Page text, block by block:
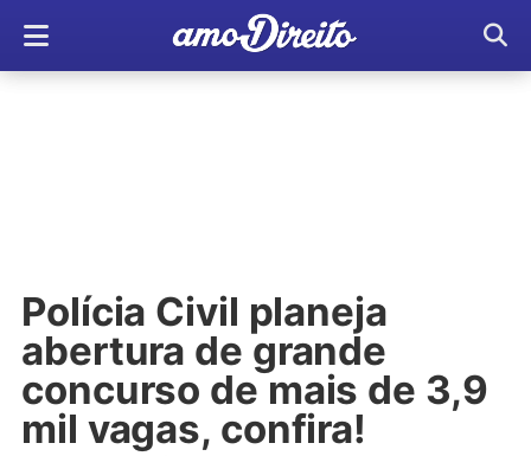
Polícia Civil planeja
abertura de grande
concurso de mais de 3,9
mil vagas, confira!